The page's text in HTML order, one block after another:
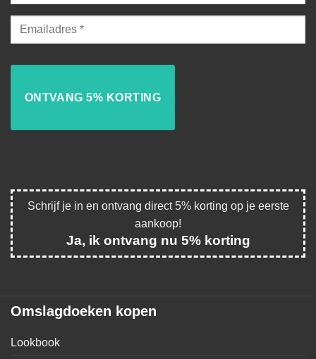
Schrijf je in en ontvang direct 5% korting op je eerste
aankoop!
Ja, ik ontvang nu 5% korting
Omslagdoeken kopen
Lookbook